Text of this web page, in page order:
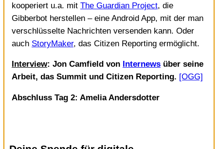
kooperiert u.a. mit The Guardian Project, die
Gibberbot herstellen – eine Android App, mit der man
verschlüsselte Nachrichten versenden kann. Oder
auch StoryMaker, das Citizen Reporting ermöglicht.
Interview: Jon Camfield von Internews über seine
Arbeit, das Summit und Citizen Reporting. [OGG]
Abschluss Tag 2: Amelia Andersdotter